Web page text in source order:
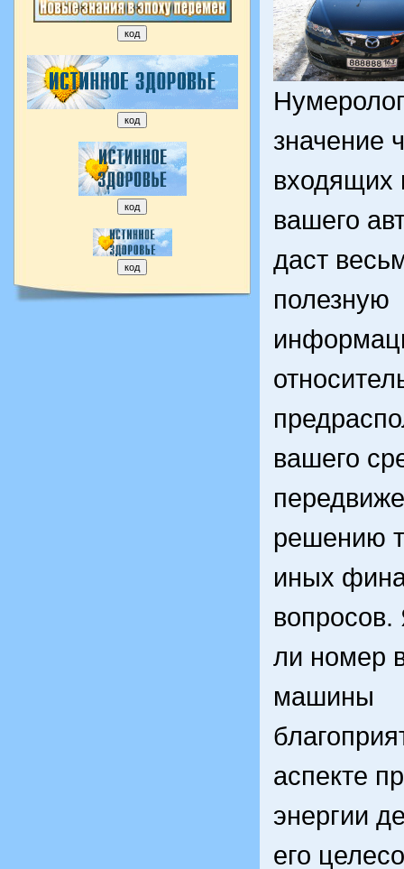
значение
входящих
вашего
даст
полезную
вашего
решению
иных
вопросов.
ли номер
машины
аспекте
энергии
его